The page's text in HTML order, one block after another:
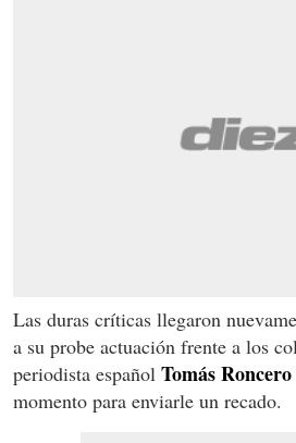
Las duras críticas llegaron
a su probe actuación frente a los
periodista español Tomás Roncero
momento para enviarle un recado.